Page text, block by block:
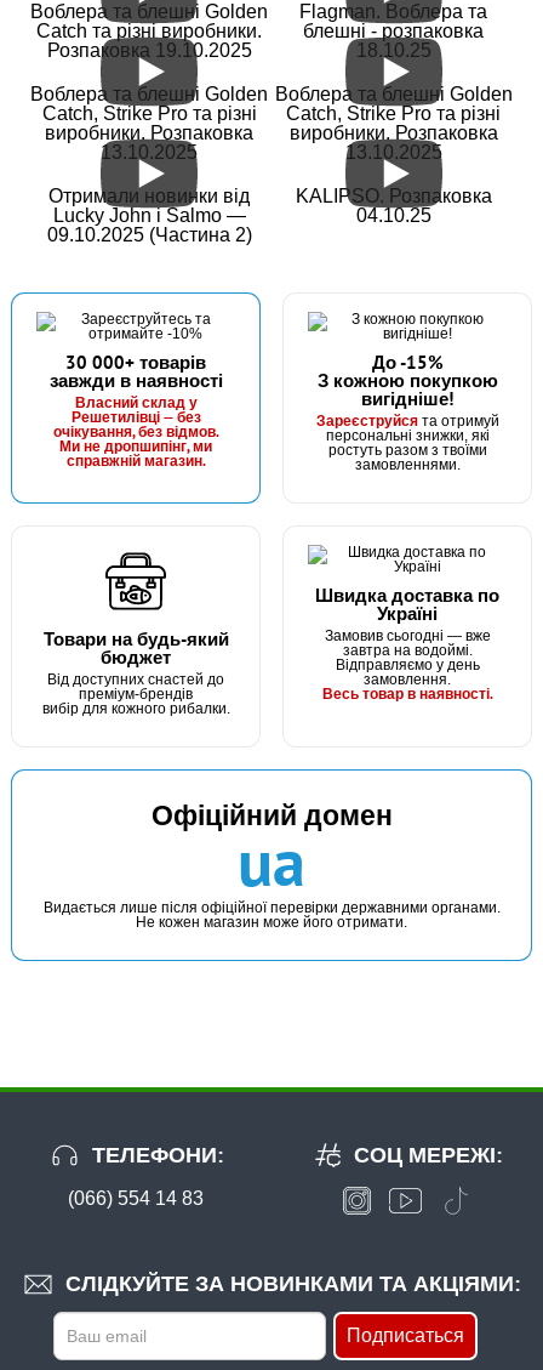
Воблера та блешні Golden
Catch та різні виробники.
Розпаковка 19.10.2025
Flagman. Воблера та
блешні - розпаковка
18.10.25
Воблера та блешні Golden
Catch, Strike Pro та різні
виробники. Розпаковка
13.10.2025
Воблера та блешні Golden
Catch, Strike Pro та різні
виробники. Розпаковка
13.10.2025
Отримали новинки від
Lucky John і Salmo —
09.10.2025 (Частина 2)
KALIPSO. Розпаковка
04.10.25
30 000+ товарів
завжди в наявності
Власний склад у
Решетилівці — без
очікування, без відмов.
Ми не дропшипінг, ми
справжній магазин.
До -15%
З кожною покупкою
вигідніше!
Зареєструйсята отримуй
персональні знижки, які
ростуть разом з твоїми
замовленнями.
Товари на будь-який
бюджет
Від доступних снастей до
преміум-брендів
вибір для кожного рибалки.
Швидка доставка по
Україні
Замовив сьогодні — вже
завтра на водоймі.
Відправляємо у день
замовлення.
Весь товар в наявності.
Офіційний домен
ua
Видається лише після офіційної перевірки державними органами.
Не кожен магазин може його отримати.
ТЕЛЕФОНИ:
(066) 554 14 83
СЛІДКУЙТЕ ЗА НОВИНКАМИ ТА АКЦІЯМИ:
Подписаться
СОЦ МЕРЕЖІ: